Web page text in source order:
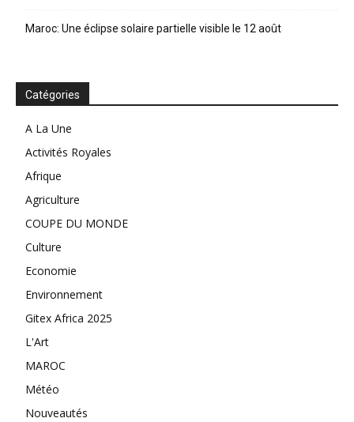
Maroc: Une éclipse solaire partielle visible le 12 août
Catégories
A La Une
Activités Royales
Afrique
Agriculture
COUPE DU MONDE
Culture
Economie
Environnement
Gitex Africa 2025
L'Art
MAROC
Météo
Nouveautés